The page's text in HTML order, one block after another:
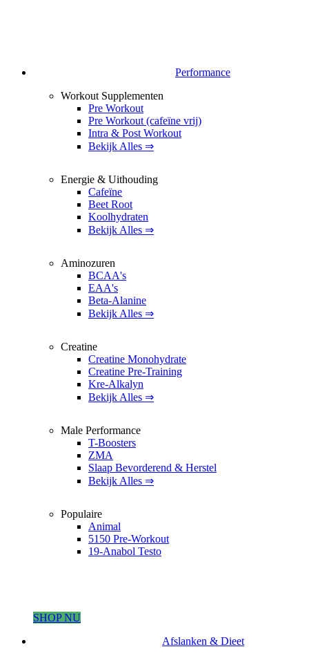
Performance
Workout Supplementen
Pre Workout
Pre Workout (cafeïne vrij)
Intra & Post Workout
Bekijk Alles ⇒
Energie & Uithouding
Cafeïne
Beet Root
Koolhydraten
Bekijk Alles ⇒
Aminozuren
BCAA's
EAA's
Beta-Alanine
Bekijk Alles ⇒
Creatine
Creatine Monohydrate
Creatine Pre-Training
Kre-Alkalyn
Bekijk Alles ⇒
Male Performance
T-Boosters
ZMA
Slaap Bevorderend & Herstel
Bekijk Alles ⇒
Populaire
Animal
5150 Pre-Workout
19-Anabol Testo
SHOP NU
Afslanken & Dieet